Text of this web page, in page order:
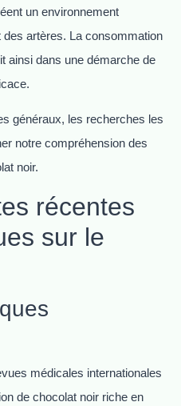
un environnement
artères. La consommation
ainsi dans une démarche de
généraux, les recherches les
notre compréhension des
noir.
récentes
sur le
médicales internationales
de chocolat noir riche en